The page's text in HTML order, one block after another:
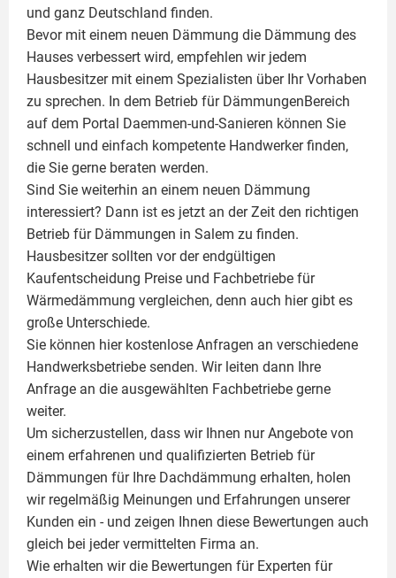
und ganz Deutschland finden.
Bevor mit einem neuen Dämmung die Dämmung des
Hauses verbessert wird, empfehlen wir jedem
Hausbesitzer mit einem Spezialisten über Ihr Vorhaben
zu sprechen. In dem Betrieb für DämmungenBereich
auf dem Portal Daemmen-und-Sanieren können Sie
schnell und einfach kompetente Handwerker finden,
die Sie gerne beraten werden.
Sind Sie weiterhin an einem neuen Dämmung
interessiert? Dann ist es jetzt an der Zeit den richtigen
Betrieb für Dämmungen in Salem zu finden.
Hausbesitzer sollten vor der endgültigen
Kaufentscheidung Preise und Fachbetriebe für
Wärmedämmung vergleichen, denn auch hier gibt es
große Unterschiede.
Sie können hier kostenlose Anfragen an verschiedene
Handwerksbetriebe senden. Wir leiten dann Ihre
Anfrage an die ausgewählten Fachbetriebe gerne
weiter.
Um sicherzustellen, dass wir Ihnen nur Angebote von
einem erfahrenen und qualifizierten Betrieb für
Dämmungen für Ihre Dachdämmung erhalten, holen
wir regelmäßig Meinungen und Erfahrungen unserer
Kunden ein - und zeigen Ihnen diese Bewertungen auch
gleich bei jeder vermittelten Firma an.
Wie erhalten wir die Bewertungen für Experten für